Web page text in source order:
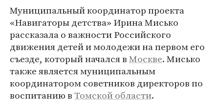
Муниципальный координатор проекта
«Навигаторы детства» Ирина Мисько
рассказала о важности Российского
движения детей и молодежи на первом его
съезде, который начался вМоскве. Мисько
также является муниципальным
координатором советников директоров по
воспитанию вТомской области.